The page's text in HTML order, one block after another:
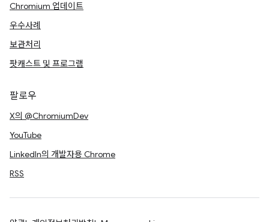
Chromium 업데이트
우수사례
보관처리
팟캐스트 및 프로그램
팔로우
X의 @ChromiumDev
YouTube
LinkedIn의 개발자용 Chrome
RSS